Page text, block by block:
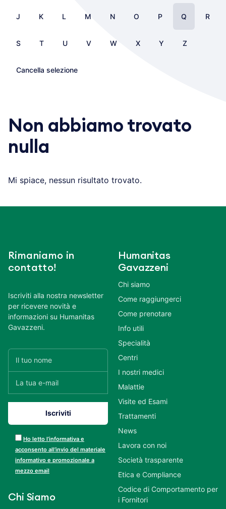
J K L M N O P Q R
S T U V W X Y Z
Cancella selezione
Non abbiamo trovato
nulla
Mi spiace, nessun risultato trovato.
Rimaniamo in
contatto!
Iscriviti alla nostra newsletter
per ricevere novità e
informazioni su Humanitas
Gavazzeni.
Ho letto l’informativa e
acconsento all’invio del materiale
informativo e promozionale a
mezzo email
Chi Siamo
Humanitas
Gavazzeni
Chi siamo
Come raggiungerci
Come prenotare
Info utili
Specialità
Centri
I nostri medici
Malattie
Visite ed Esami
Trattamenti
News
Lavora con noi
Società trasparente
Etica e Compliance
Codice di Comportamento per
i Fornitori